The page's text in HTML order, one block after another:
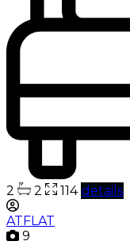
2 2 114 details
ATFLAT
9